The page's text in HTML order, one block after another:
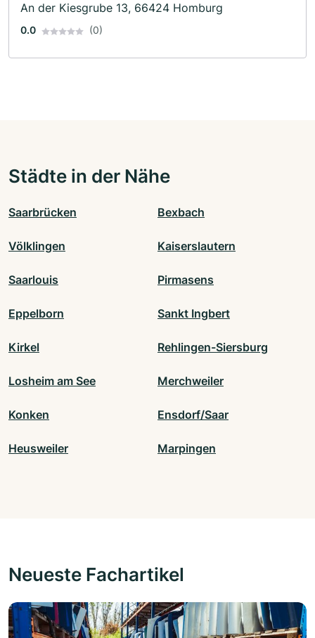
An der Kiesgrube 13, 66424 Homburg
0.0 (0)
Städte in der Nähe
Saarbrücken Bexbach
Völklingen Kaiserslautern
Saarlouis Pirmasens
Eppelborn Sankt Ingbert
Kirkel Rehlingen-Siersburg
Losheim am See Merchweiler
Konken Ensdorf/Saar
Heusweiler Marpingen
Neueste Fachartikel